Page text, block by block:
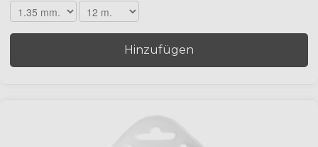
Hinzufügen